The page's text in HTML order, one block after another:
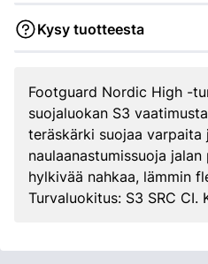
Kysy tuotteesta
Footguard Nordic High -
suojaluokan S3
teräskärki suojaa varpaita
naulaanastumissuoja
hylkivää nahkaa, lämmin
Turvaluokitus: S3 SRC CI.